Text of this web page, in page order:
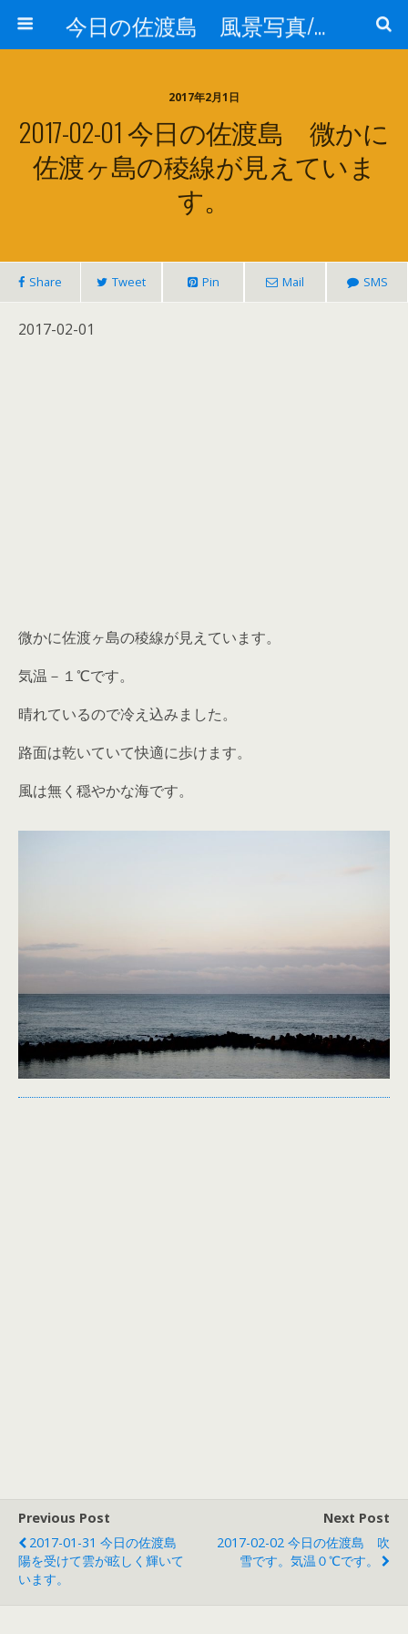
今日の佐渡島 風景写真/天気/お酒/お米/温泉
2017年2月1日
2017-02-01 今日の佐渡島 微かに
佐渡ヶ島の稜線が見えていま
す。
Share Tweet Pin Mail SMS
2017-02-01
微かに佐渡ヶ島の稜線が見えています。
気温－１℃です。
晴れているので冷え込みました。
路面は乾いていて快適に歩けます。
風は無く穏やかな海です。
Previous Post
2017-01-31 今日の佐渡島
陽を受けて雲が眩しく輝いて
います。
Next Post
2017-02-02 今日の佐渡島 吹
雪です。気温０℃です。